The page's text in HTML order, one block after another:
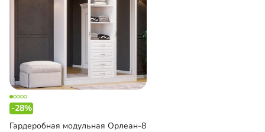
-28%
Гардеробная модульная Орлеан-8